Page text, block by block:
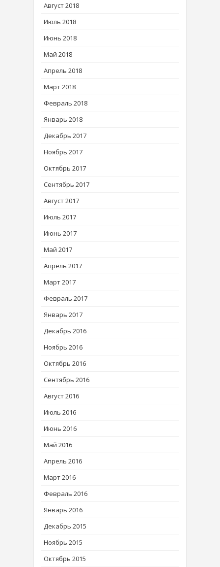
Август 2018
Июль 2018
Июнь 2018
Май 2018
Апрель 2018
Март 2018
Февраль 2018
Январь 2018
Декабрь 2017
Ноябрь 2017
Октябрь 2017
Сентябрь 2017
Август 2017
Июль 2017
Июнь 2017
Май 2017
Апрель 2017
Март 2017
Февраль 2017
Январь 2017
Декабрь 2016
Ноябрь 2016
Октябрь 2016
Сентябрь 2016
Август 2016
Июль 2016
Июнь 2016
Май 2016
Апрель 2016
Март 2016
Февраль 2016
Январь 2016
Декабрь 2015
Ноябрь 2015
Октябрь 2015